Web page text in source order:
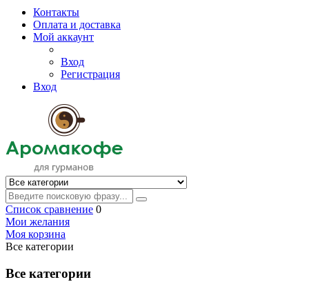
Контакты
Оплата и доставка
Мой аккаунт
Вход
Регистрация
Вход
Список сравнение 0
Мои желания
Моя корзина
Все категории
Все категории